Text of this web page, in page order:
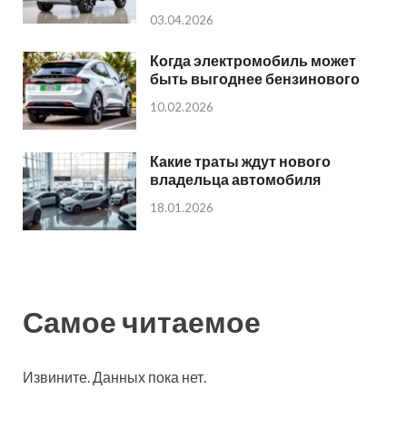
03.04.2026
Когда электромобиль может
быть выгоднее бензинового
10.02.2026
Какие траты ждут нового
владельца автомобиля
18.01.2026
Самое читаемое
Извините. Данных пока нет.